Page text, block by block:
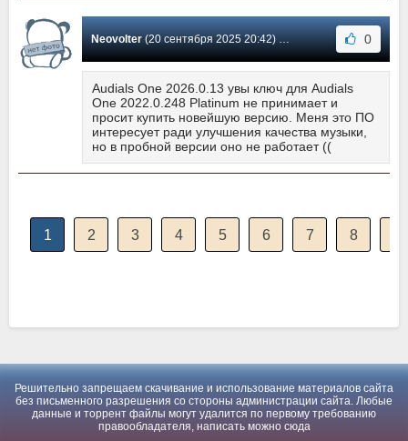
Neovolter(20 сентября 2025 20:42) Сообщение #201 0
Audials One 2026.0.13 увы ключ для Audials
One 2022.0.248 Platinum не принимает и
просит купить новейшую версию. Меня это ПО
интересует ради улучшения качества музыки,
но в пробной версии оно не работает ((
1 2 3 4 5 6 7 8
Решительно запрещаем скачивание и использование материалов сайта
без письменного разрешения со стороны администрации сайта. Любые
данные и торрент файлы могут удалится по первому требованию
правообладателя, написать можно сюда